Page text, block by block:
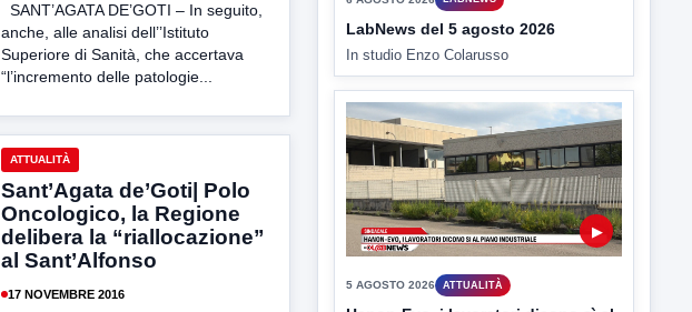
SANT’AGATA DE’GOTI – In seguito,
anche, alle analisi dell’’Istituto
Superiore di Sanità, che accertava
“l’incremento delle patologie...
ATTUALITÀ
Sant’Agata de’Goti| Polo
Oncologico, la Regione
delibera la “riallocazione”
al Sant’Alfonso
17 NOVEMBRE 2016
5 AGOSTO 2026
Hanon-Evo, i lavoratori dicono sì al
piano industriale
L'assemblea dei lavoratori Hanon questa
mattina a Contrada Olivola. Decisa...